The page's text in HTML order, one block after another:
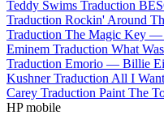
Teddy Swims Traduction
Traduction Rockin' Around
Traduction The Magic Key —
Eminem Traduction What
Traduction Emorio — Billie
Kushner Traduction All I
Carey Traduction Paint The
HP mobile